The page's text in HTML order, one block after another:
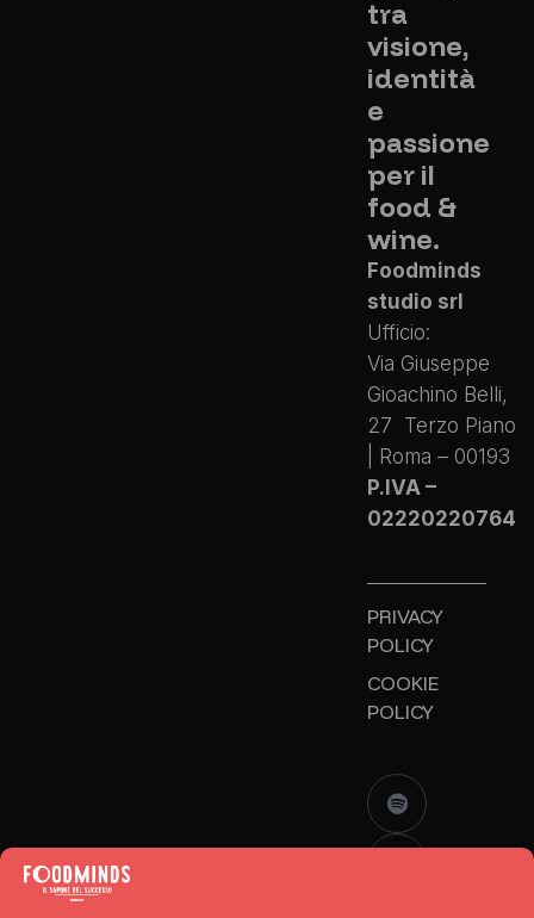
tra
visione,
identità
e
passione
per il
food &
wine.
Foodminds
studio srl
Ufficio:
Via Giuseppe
Gioachino Belli,
27 Terzo Piano
| Roma – 00193
P.IVA –
02220220764
PRIVACY
POLICY
COOKIE
POLICY